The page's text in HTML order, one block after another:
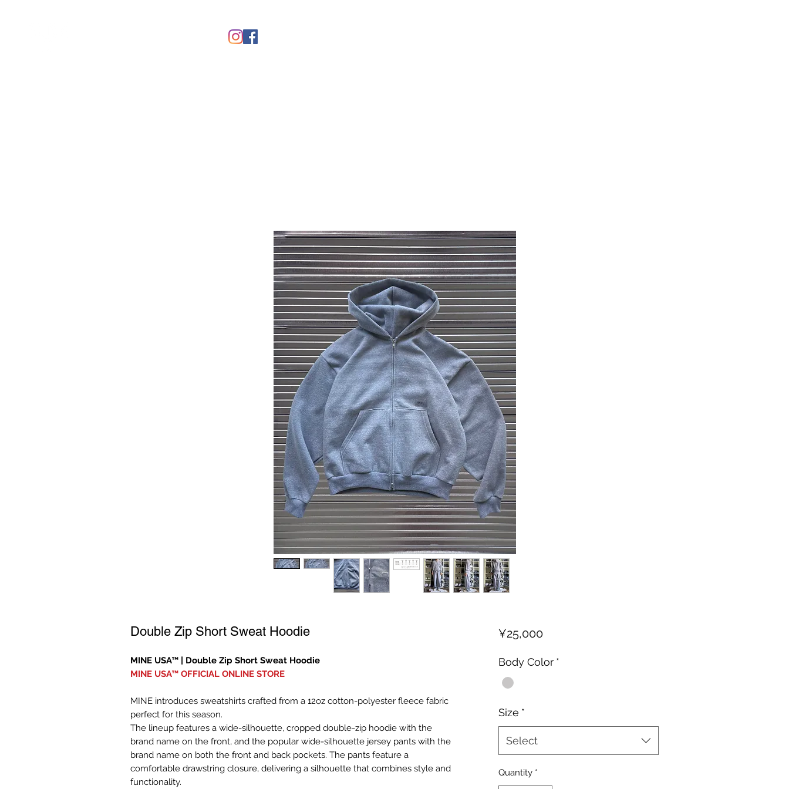
Double Zip Short Sweat Hoodie
MINE USA™︎ | Double Zip Short Sweat Hoodie
MINE USA™︎ OFFICIAL ONLINE STORE
MINE introduces sweatshirts crafted from a 12oz cotton-polyester fleece fabric
perfect for this season.
The lineup features a wide-silhouette, cropped double-zip hoodie with the
brand name on the front, and the popular wide-silhouette jersey pants with the
brand name on both the front and back pockets. The pants feature a
comfortable drawstring closure, delivering a silhouette that combines style and
functionality.
¥25,000Price
Body Color *
Size *
Select
Quantity *